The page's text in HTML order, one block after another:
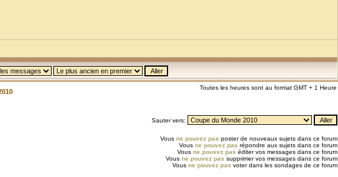
Toutes les heures sont au format GMT + 1 Heure
Sauter vers:
Vous ne pouvez pas poster de nouveaux sujets dans ce forum
Vous ne pouvez pas répondre aux sujets dans ce forum
Vous ne pouvez pas éditer vos messages dans ce forum
Vous ne pouvez pas supprimer vos messages dans ce forum
Vous ne pouvez pas voter dans les sondages de ce forum